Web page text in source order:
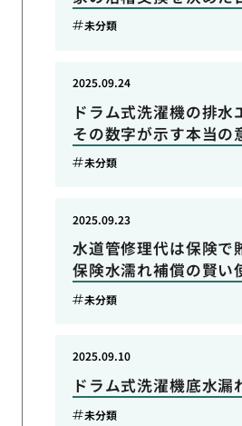
未分類
ドラム式洗濯機の排水
その数字が示す本当の
2025.09.24
未分類
水道管修理代は保険で
保険水濡れ補償の賢い
2025.09.23
未分類
ドラム式洗濯機底水漏
2025.09.10
未分類